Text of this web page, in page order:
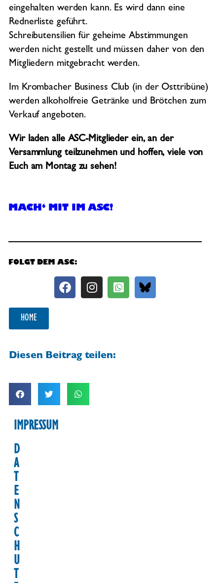
eingehalten werden kann. Es wird dann eine
Rednerliste geführt.
Schreibutensilien für geheime Abstimmungen
werden nicht gestellt und müssen daher von den
Mitgliedern mitgebracht werden.
Im Krombacher Business Club (in der Osttribüne)
werden alkoholfreie Getränke und Brötchen zum
Verkauf angeboten.
Wir laden alle ASC-Mitglieder ein, an der
Versammlung teilzunehmen und hoffen, viele von
Euch am Montag zu sehen!
MACH‘ MIT IM ASC!
FOLGT DEM ASC:
HOME
Diesen Beitrag teilen:
IMPRESSUM
D
A
T
E
N
S
C
H
U
T